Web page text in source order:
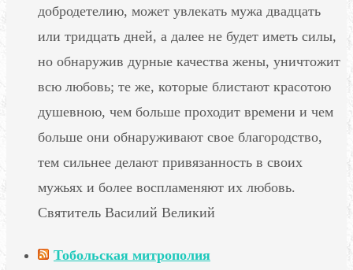
добродетелию, может увлекать мужа двадцать
или тридцать дней, а далее не будет иметь силы,
но обнаружив дурные качества жены, уничтожит
всю любовь; те же, которые блистают красотою
душевною, чем больше проходит времени и чем
больше они обнаруживают свое благородство,
тем сильнее делают привязанность в своих
мужьях и более воспламеняют их любовь.
Святитель Василий Великий
Тобольская митрополия